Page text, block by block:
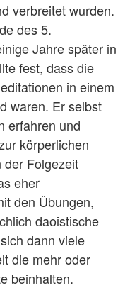
verbreitet wurden.
des 5.
Jahre später in
fest, dass die
in einem
waren. Er selbst
erfahren und
körperlichen
der Folgezeit
eher
den Übungen,
daoistische
dann viele
die mehr oder
beinhalten.